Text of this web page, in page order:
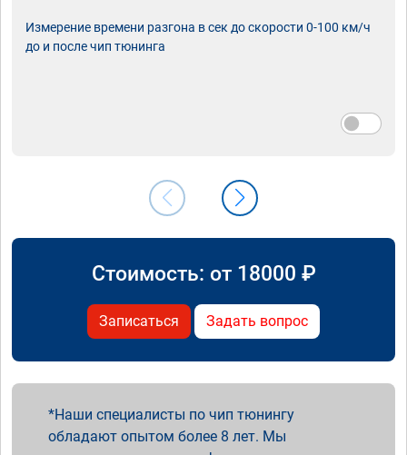
Измерение времени разгона в сек до скорости 0-100 км/ч
до и после чип тюнинга
Стоимость: от 18000 ₽
Записаться Задать вопрос
Наши специалисты по чип тюнингу
обладают опытом более 8 лет. Мы